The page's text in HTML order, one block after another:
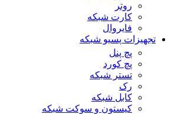
روتر
کارت شبکه
فایروال
تجهیزات پسیو شبکه
پچ پنل
پچ کورد
تستر شبکه
رک
کابل شبکه
کیستون و سوکت شبکه